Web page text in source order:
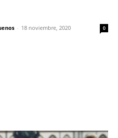
- 18 noviembre, 2020 0